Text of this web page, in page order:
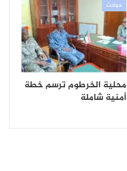
حوادث
محلية الخرطوم ترسم خطة
أمنية شاملة